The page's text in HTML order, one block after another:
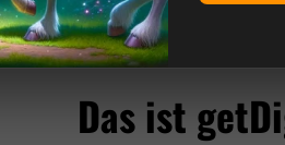
Noch mehr Bewertungen von uns
Das ist